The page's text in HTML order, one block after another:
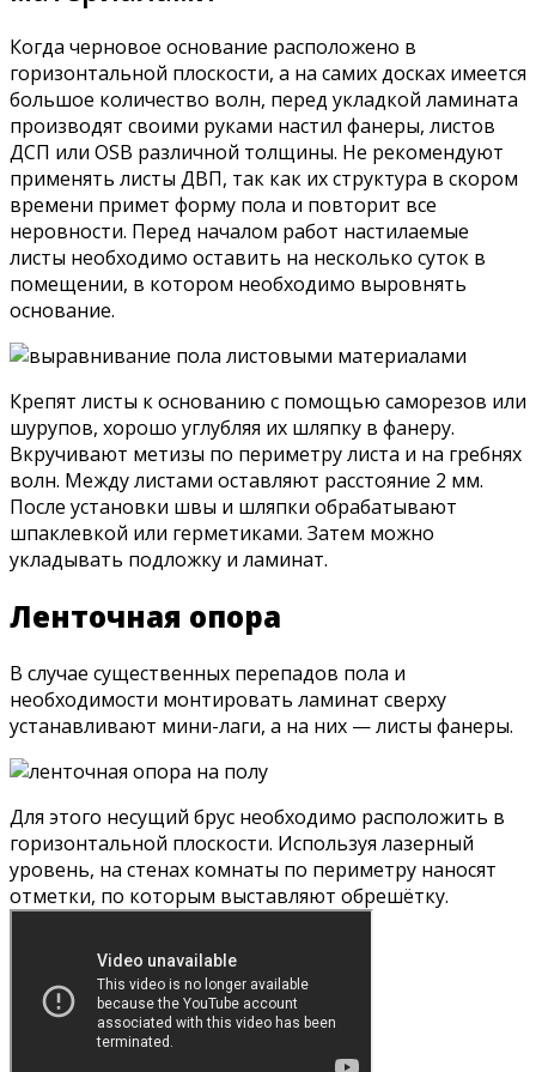
Когда черновое основание расположено в
горизонтальной плоскости, а на самих досках имеется
большое количество волн, перед укладкой ламината
производят своими руками настил фанеры, листов
ДСП или OSB различной толщины. Не рекомендуют
применять листы ДВП, так как их структура в скором
времени примет форму пола и повторит все
неровности. Перед началом работ настилаемые
листы необходимо оставить на несколько суток в
помещении, в котором необходимо выровнять
основание.
Крепят листы к основанию с помощью саморезов или
шурупов, хорошо углубляя их шляпку в фанеру.
Вкручивают метизы по периметру листа и на гребнях
волн. Между листами оставляют расстояние 2 мм.
После установки швы и шляпки обрабатывают
шпаклевкой или герметиками. Затем можно
укладывать подложку и ламинат.
Ленточная опора
В случае существенных перепадов пола и
необходимости монтировать ламинат сверху
устанавливают мини-лаги, а на них — листы фанеры.
Для этого несущий брус необходимо расположить в
горизонтальной плоскости. Используя лазерный
уровень, на стенах комнаты по периметру наносят
отметки, по которым выставляют обрешётку.